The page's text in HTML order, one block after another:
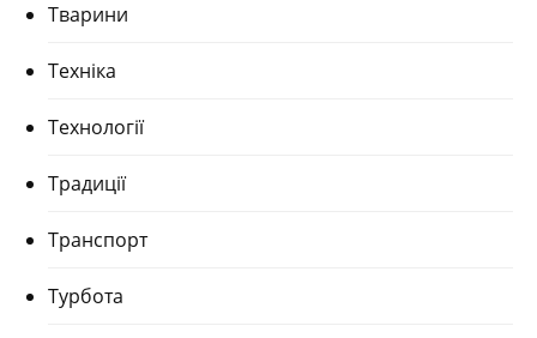
Тварини
Техніка
Технології
Традиції
Транспорт
Турбота